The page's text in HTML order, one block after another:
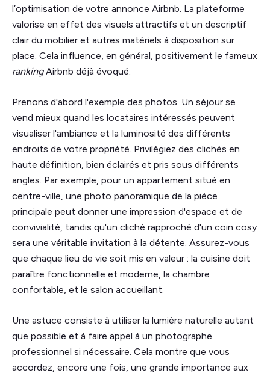
l’optimisation de votre annonce Airbnb. La plateforme
valorise en effet des visuels attractifs et un descriptif
clair du mobilier et autres matériels à disposition sur
place. Cela influence, en général, positivement le fameux
rankingAirbnb déjà évoqué.
Prenons d'abord l'exemple des photos. Un séjour se
vend mieux quand les locataires intéressés peuvent
visualiser l'ambiance et la luminosité des différents
endroits de votre propriété. Privilégiez des clichés en
haute définition, bien éclairés et pris sous différents
angles. Par exemple, pour un appartement situé en
centre-ville, une photo panoramique de la pièce
principale peut donner une impression d'espace et de
convivialité, tandis qu'un cliché rapproché d'un coin cosy
sera une véritable invitation à la détente. Assurez-vous
que chaque lieu de vie soit mis en valeur : la cuisine doit
paraître fonctionnelle et moderne, la chambre
confortable, et le salon accueillant.
Une astuce consiste à utiliser la lumière naturelle autant
que possible et à faire appel à un photographe
professionnel si nécessaire. Cela montre que vous
accordez, encore une fois, une grande importance aux